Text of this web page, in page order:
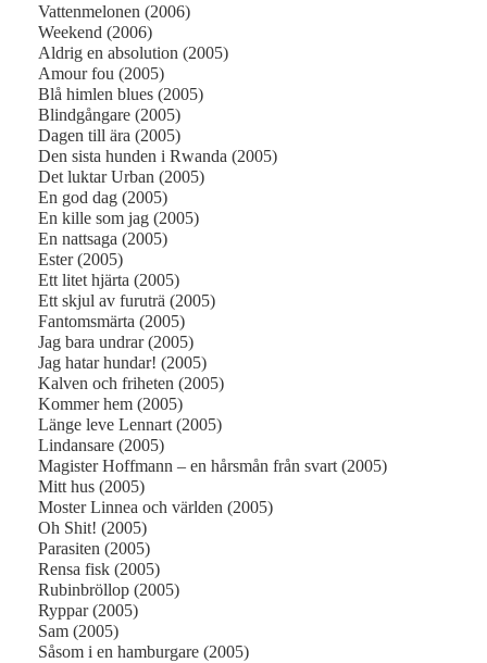
Vattenmelonen (2006)
Weekend (2006)
Aldrig en absolution (2005)
Amour fou (2005)
Blå himlen blues (2005)
Blindgångare (2005)
Dagen till ära (2005)
Den sista hunden i Rwanda (2005)
Det luktar Urban (2005)
En god dag (2005)
En kille som jag (2005)
En nattsaga (2005)
Ester (2005)
Ett litet hjärta (2005)
Ett skjul av furuträ (2005)
Fantomsmärta (2005)
Jag bara undrar (2005)
Jag hatar hundar! (2005)
Kalven och friheten (2005)
Kommer hem (2005)
Länge leve Lennart (2005)
Lindansare (2005)
Magister Hoffmann – en hårsmån från svart (2005)
Mitt hus (2005)
Moster Linnea och världen (2005)
Oh Shit! (2005)
Parasiten (2005)
Rensa fisk (2005)
Rubinbröllop (2005)
Ryppar (2005)
Sam (2005)
Såsom i en hamburgare (2005)